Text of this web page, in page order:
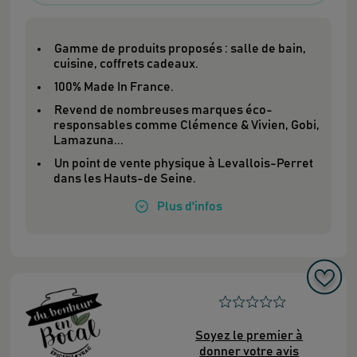
Gamme de produits proposés : salle de bain,
cuisine, coffrets cadeaux.
100% Made In France.
Revend de nombreuses marques éco-
responsables comme Clémence & Vivien, Gobi,
Lamazuna...
Un point de vente physique à Levallois-Perret
dans les Hauts-de Seine.
Plus d'infos
Soyez le premier à
donner votre avis